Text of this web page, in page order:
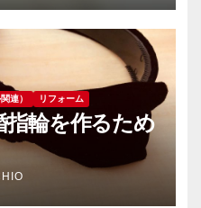
連） リフォーム
指輪を作るため